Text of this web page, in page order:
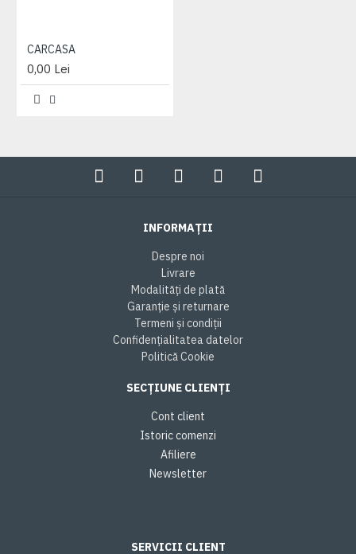
CARCASA
0,00 Lei
INFORMAȚII
Despre noi
Livrare
Modalități de plată
Garanție și returnare
Termeni și condiții
Confidențialitatea datelor
Politică Cookie
SECȚIUNE CLIENȚI
Cont client
Istoric comenzi
Afiliere
Newsletter
SERVICII CLIENT